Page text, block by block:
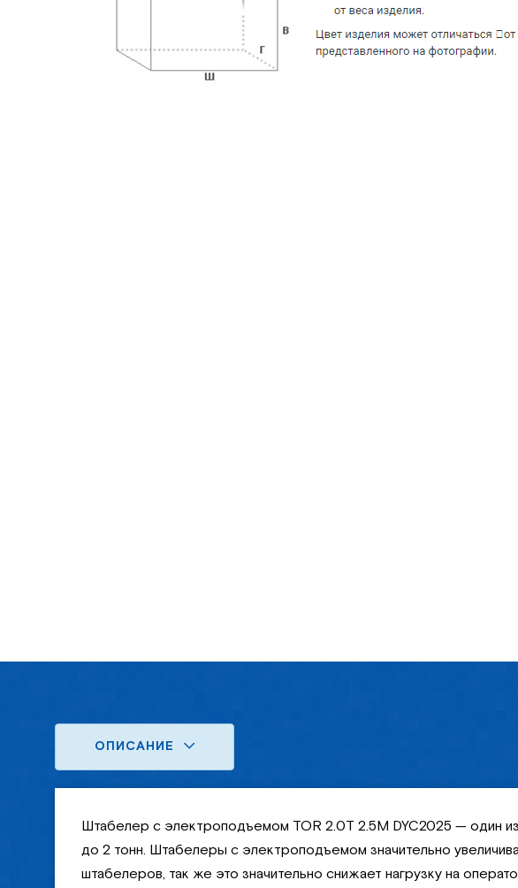
ОПИСАНИЕ
Штабелер с электроподъемом TOR 2.0Т 2.5М DYC2025 — один
до 2 тонн. Штабелеры с электроподъемом значительно
штабелеров, так же это значительно снижает нагрузку на